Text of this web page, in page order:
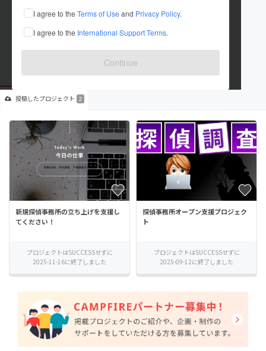
I agree to the Terms of Use and Privacy Policy.
I agree to the International Support Terms.
Continue
これまでに2件のプロジェクトを投稿しています
在住国：日本 現在地：鳥取県
出身国：日本 出身地：鳥取県
投稿したプロジェクト 2
新規探偵事務所の立ち上げを支援し
てください！
プロジェクトはSUCCESSせずに
2025-11-16に終了しました
探偵事務所オープン支援プロジェク
ト
プロジェクトはSUCCESSせずに
2025-09-12に終了しました